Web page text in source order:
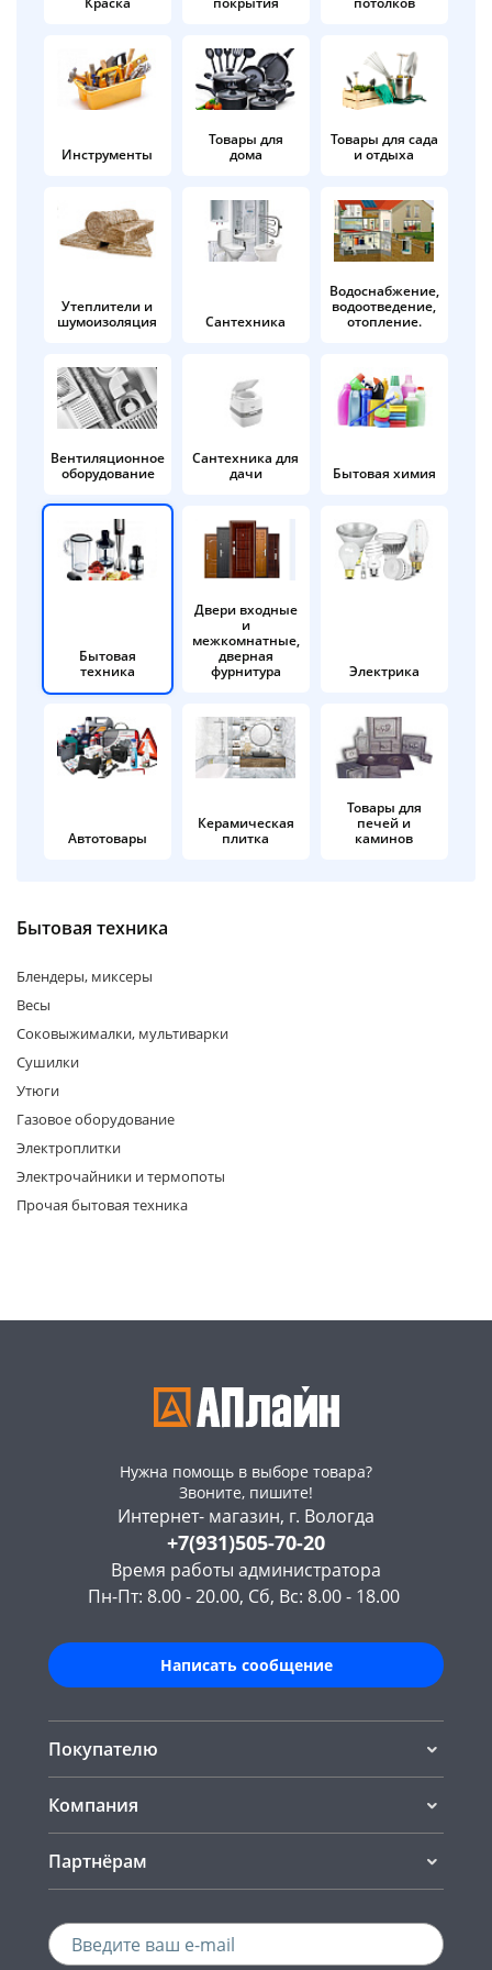
Инструменты
Товары для
дома
Товары для сада
и отдыха
Утеплители и
шумоизоляция
Сантехника
Водоснабжение,
водоотведение,
отопление.
Вентиляционное
оборудование
Сантехника для
дачи
Бытовая химия
Бытовая
техника
Двери входные
и
межкомнатные,
дверная
фурнитура
Электрика
Автотовары
Керамическая
плитка
Товары для
печей и
каминов
Бытовая техника
Блендеры, миксеры
Весы
Соковыжималки, мультиварки
Сушилки
Утюги
Газовое оборудование
Электроплитки
Электрочайники и термопоты
Прочая бытовая техника
Нужна помощь в выборе товара?
Звоните, пишите!
Интернет- магазин, г. Вологда
+7(931)505-70-20
Время работы администратора
Пн-Пт: 8.00 - 20.00, Сб, Вс: 8.00 - 18.00
Написать сообщение
Покупателю
Компания
Партнёрам
в корзину
Оплачивайте сегодня только
25% картой любого банка
Получайте товар
выбранный способом
Оставшиеся
% будут
по25%каждые 2 недели
Подробнее
об оплате Плайтом
раз в 2
недели
Остались вопросы?
8 800 302-02-51
plait.ru